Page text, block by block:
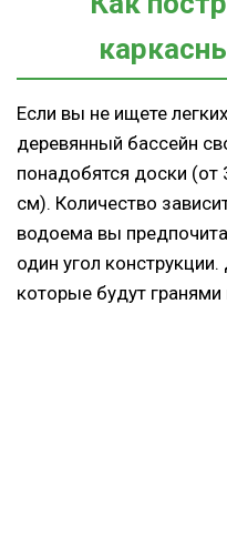
Если вы не ищете
деревянный бассейн
понадобятся доски (от
см). Количество
водоема вы
один угол
которые будут